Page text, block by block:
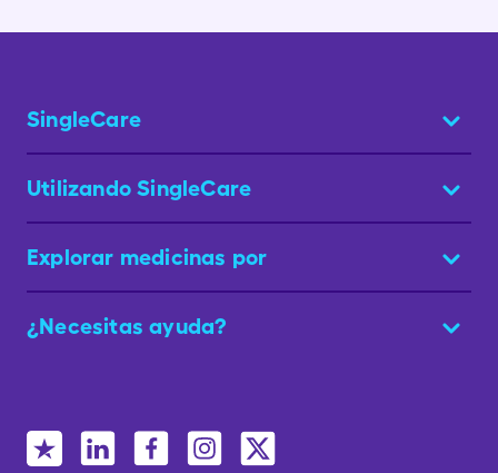
SingleCare
Utilizando SingleCare
Explorar medicinas por
¿Necesitas ayuda?